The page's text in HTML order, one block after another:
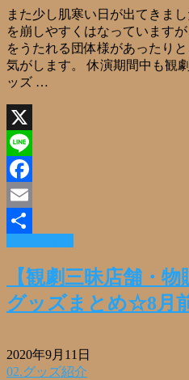
また少し肌寒い日が出てきま
を崩しやすくはなっています
をうたれる団体様があったり
気がします。 休演期間中も観
ッズ …
X
Line
Facebook
Email
共
【観劇三昧店舗・
グッズまとめ☆8月
2020年9月11日
02.グッズ紹介